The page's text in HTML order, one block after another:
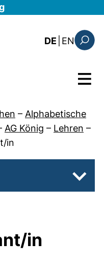
zum Inhalt
DE EN: the
Menü
– Alphabetische
AG König – Lehren –
in
in